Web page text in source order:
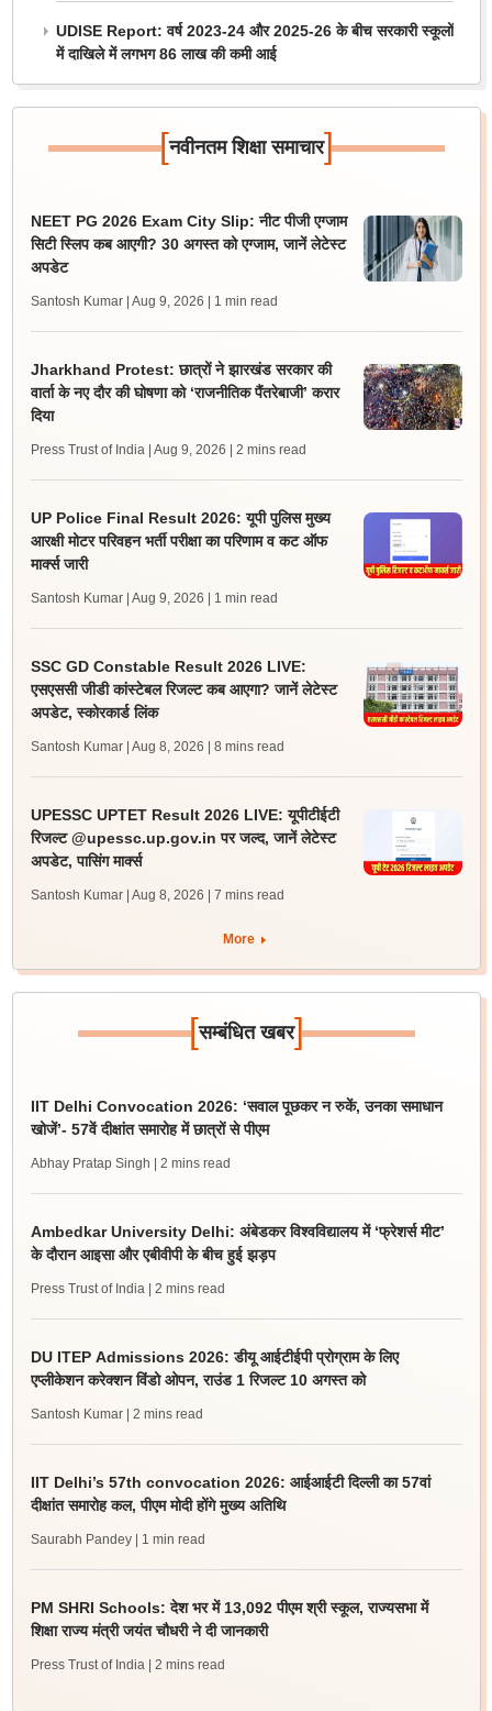
UDISE Report: वर्ष 2023-24 और 2025-26 के बीच सरकारी स्कूलों
में दाखिले में लगभग 86 लाख की कमी आई
[नवीनतम शिक्षा समाचार]
NEET PG 2026 Exam City Slip: नीट पीजी एग्जाम
सिटी स्लिप कब आएगी? 30 अगस्त को एग्जाम, जानें लेटेस्ट
अपडेट
Santosh Kumar | Aug 9, 2026 | 1 min read
Jharkhand Protest: छात्रों ने झारखंड सरकार की
वार्ता के नए दौर की घोषणा को ‘राजनीतिक पैंतरेबाजी’ करार
दिया
Press Trust of India | Aug 9, 2026 | 2 mins read
UP Police Final Result 2026: यूपी पुलिस मुख्य
आरक्षी मोटर परिवहन भर्ती परीक्षा का परिणाम व कट ऑफ
मार्क्स जारी
Santosh Kumar | Aug 9, 2026 | 1 min read
SSC GD Constable Result 2026 LIVE:
एसएससी जीडी कांस्टेबल रिजल्ट कब आएगा? जानें लेटेस्ट
अपडेट, स्कोरकार्ड लिंक
Santosh Kumar | Aug 8, 2026 | 8 mins read
UPESSC UPTET Result 2026 LIVE: यूपीटीईटी
रिजल्ट @upessc.up.gov.in पर जल्द, जानें लेटेस्ट
अपडेट, पासिंग मार्क्स
Santosh Kumar | Aug 8, 2026 | 7 mins read
More
[सम्बंधित खबर]
IIT Delhi Convocation 2026: ‘सवाल पूछकर न रुकें, उनका समाधान
खोजें’- 57वें दीक्षांत समारोह में छात्रों से पीएम
Abhay Pratap Singh | 2 mins read
Ambedkar University Delhi: अंबेडकर विश्वविद्यालय में ‘फ्रेशर्स मीट’
के दौरान आइसा और एबीवीपी के बीच हुई झड़प
Press Trust of India | 2 mins read
DU ITEP Admissions 2026: डीयू आईटीईपी प्रोग्राम के लिए
एप्लीकेशन करेक्शन विंडो ओपन, राउंड 1 रिजल्ट 10 अगस्त को
Santosh Kumar | 2 mins read
IIT Delhi’s 57th convocation 2026: आईआईटी दिल्ली का 57वां
दीक्षांत समारोह कल, पीएम मोदी होंगे मुख्य अतिथि
Saurabh Pandey | 1 min read
PM SHRI Schools: देश भर में 13,092 पीएम श्री स्कूल, राज्यसभा में
शिक्षा राज्य मंत्री जयंत चौधरी ने दी जानकारी
Press Trust of India | 2 mins read